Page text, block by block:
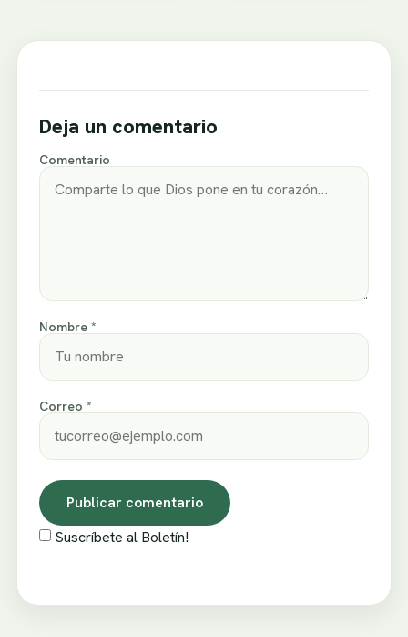
Deja un comentario
Comentario
Nombre *
Correo *
Suscríbete al Boletín!